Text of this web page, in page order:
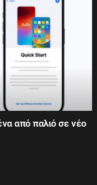
από παλιό σε νέο